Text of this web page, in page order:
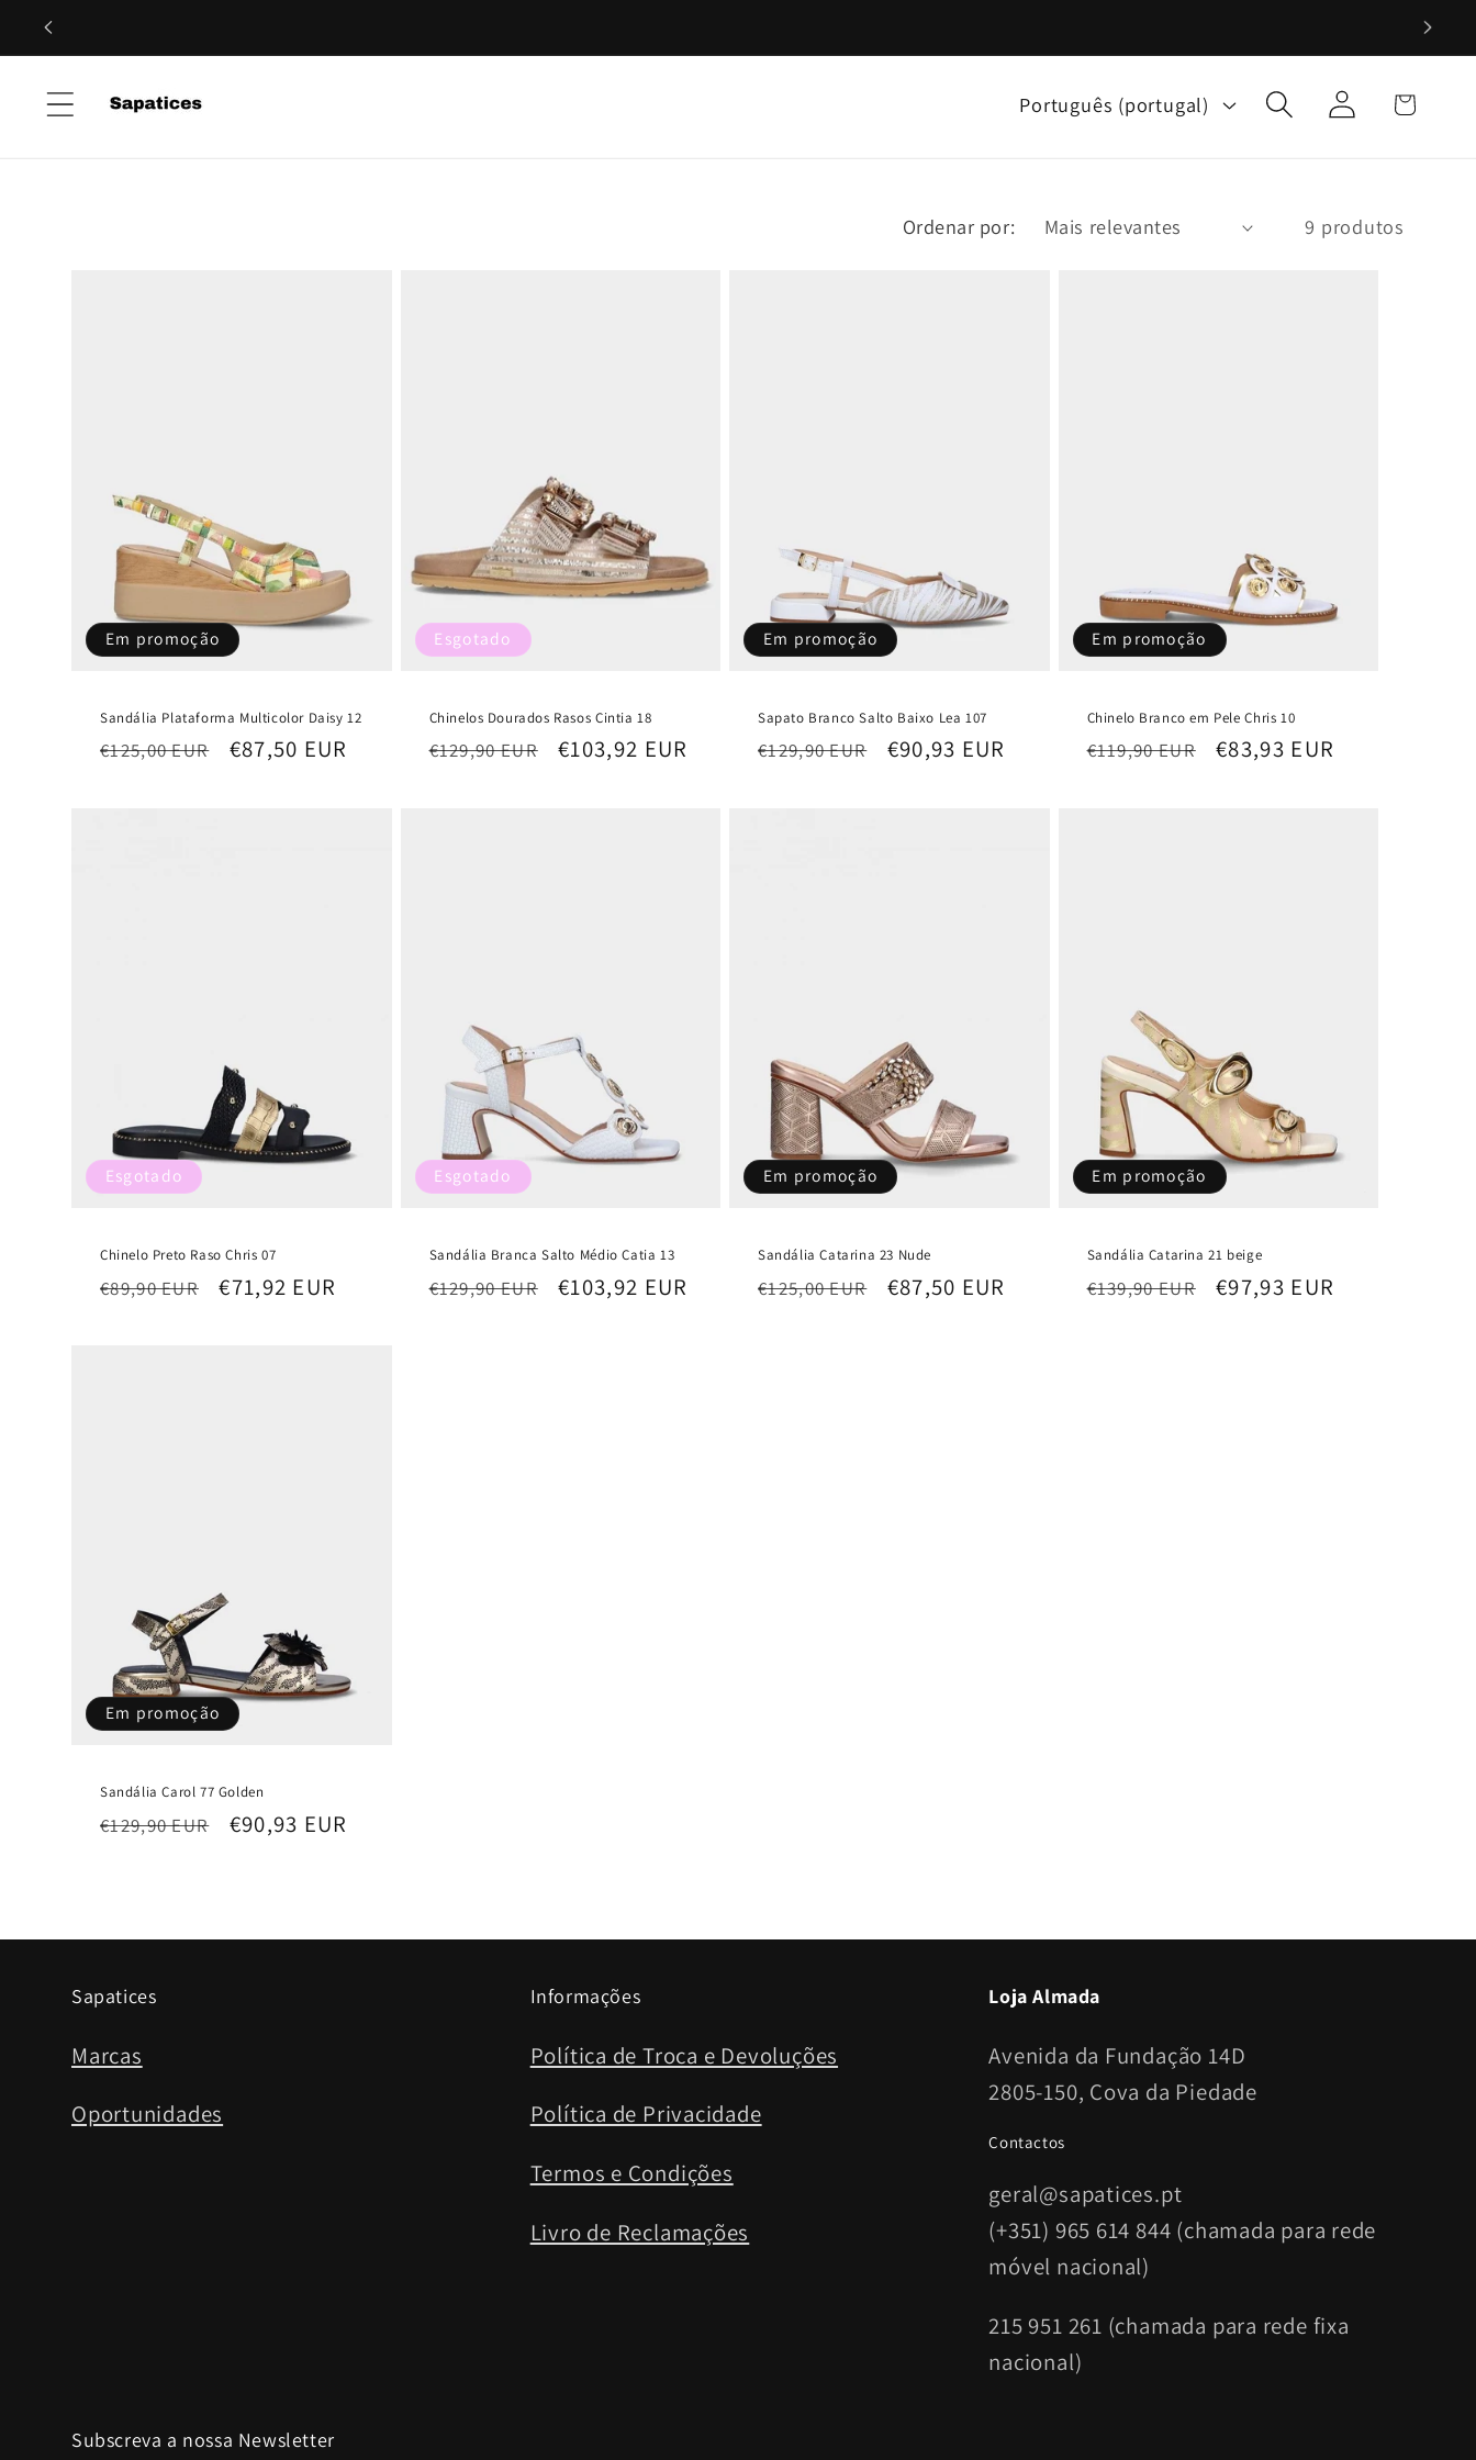
para o
conteúdo
m
Português (portugal)
Iniciar
sessão
Carrinho
Ordenar por: 9 produtos
Em promoção
Sandália Plataforma Multicolor Daisy 12
Preço
€125,00 EUR
Preço
€87,50 EUR
Esgotado
Chinelos Dourados Rasos Cintia 18
Preço
€129,90 EUR
Preço
€103,92 EUR
Em promoção
Sapato Branco Salto Baixo Lea 107
Preço
€129,90 EUR
Preço
€90,93 EUR
Em promoção
Chinelo Branco em Pele Chris 10
Preço
€119,90 EUR
Preço
€83,93 EUR
Esgotado
Chinelo Preto Raso Chris 07
Preço
€89,90 EUR
Preço
€71,92 EUR
Esgotado
Sandália Branca Salto Médio Catia 13
Preço
€129,90 EUR
Preço
€103,92 EUR
Em promoção
Sandália Catarina 23 Nude
Preço
€125,00 EUR
Preço
€87,50 EUR
Em promoção
Sandália Catarina 21 beige
Preço
€139,90 EUR
Preço
€97,93 EUR
Em promoção
Sandália Carol 77 Golden
Preço
€129,90 EUR
Preço
€90,93 EUR
Sapatices
Marcas
Oportunidades
Informações
Política de Troca e Devoluções
Política de Privacidade
Termos e Condições
Livro de Reclamações
Loja Almada
Avenida da Fundação 14D
2805-150, Cova da Piedade
Contactos
geral@sapatices.pt
(+351) 965 614 844 (chamada para rede
móvel nacional)
215 951 261 (chamada para rede fixa
nacional)
Subscreva a nossa Newsletter